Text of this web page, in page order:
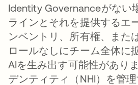
Identity Governanceがない
ラインとそれを提供するエ
ンベントリ、所有権、また
ロールなしにチーム全体に
AIを生み出す可能性があり
デンティティ（NHI）を管